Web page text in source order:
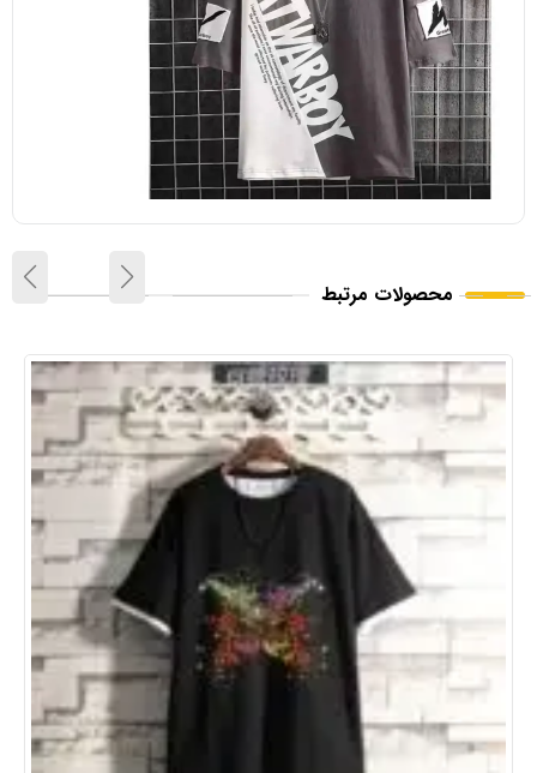
محصولات مرتبط